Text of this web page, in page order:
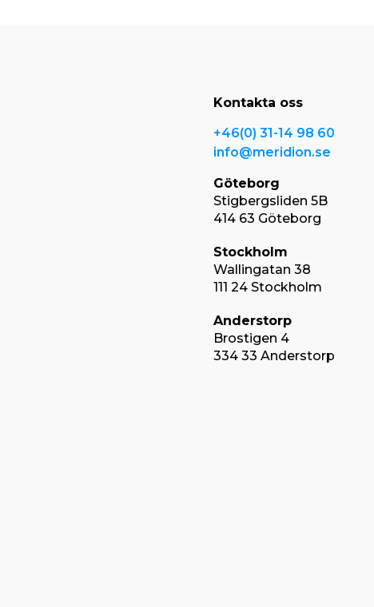
Kontakta oss
+46(0) 31-14 98 60
info@meridion.se
Göteborg
Stigbergsliden 5B
414 63 Göteborg
Stockholm
Wallingatan 38
111 24 Stockholm
Anderstorp
Brostigen 4
334 33 Anderstorp